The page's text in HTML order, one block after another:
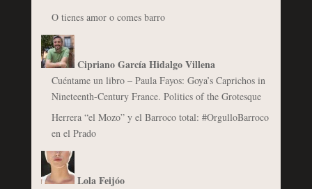
O tienes amor o comes barro
Cipriano García Hidalgo Villena
Cuéntame un libro – Paula Fayos: Goya’s Caprichos in
Nineteenth-Century France. Politics of the Grotesque
Herrera “el Mozo” y el Barroco total: #OrgulloBarroco
en el Prado
Lola Feijóo